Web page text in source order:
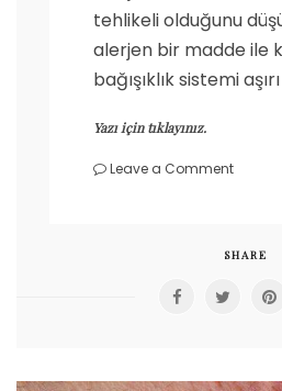
tehlikeli olduğunu
alerjen bir madde ile
bağışıklık sistemi
Yazı için tıklayınız.
Leave a Commenton
SHARE